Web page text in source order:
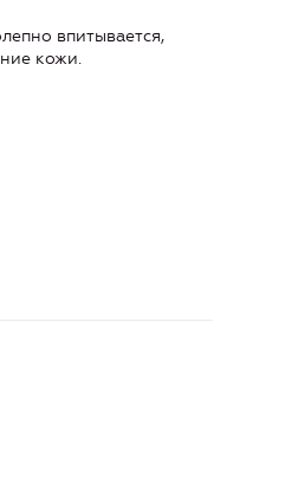
впитывается,
кожи.